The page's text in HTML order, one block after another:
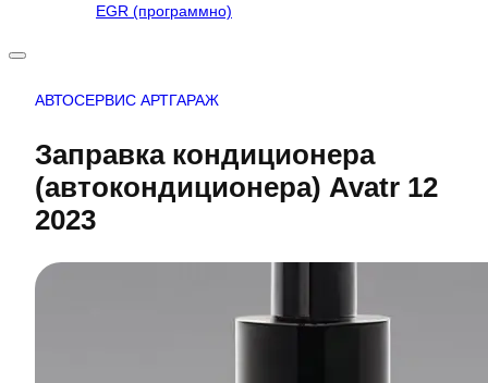
EGR (программно)
АВТОСЕРВИС АРТГАРАЖ
Заправка кондиционера
(автокондиционера) Avatr 12
2023